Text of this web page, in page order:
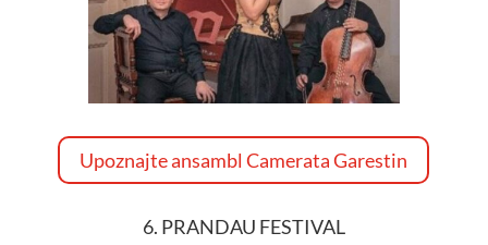
Upoznajte ansambl Camerata Garestin
6. PRANDAU FESTIVAL